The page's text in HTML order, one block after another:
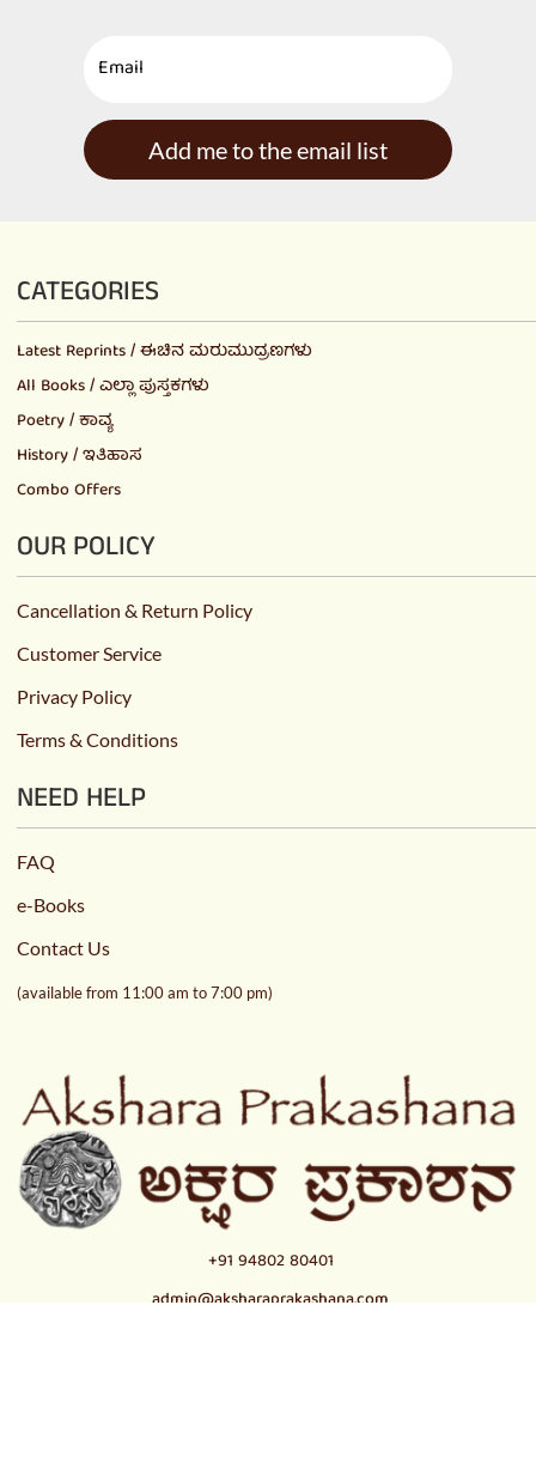
Add me to the email list
CATEGORIES
Latest Reprints / ಈಚಿನ ಮರುಮುದ್ರಣಗಳು
All Books / ಎಲ್ಲಾ ಪುಸ್ತಕಗಳು
Poetry / ಕಾವ್ಯ
History / ಇತಿಹಾಸ
Combo Offers
OUR POLICY
Cancellation & Return Policy
Customer Service
Privacy Policy
Terms & Conditions
NEED HELP
FAQ
e-Books
Contact Us
(available from 11:00 am to 7:00 pm)
+91 94802 80401
admin@aksharaprakashana.com